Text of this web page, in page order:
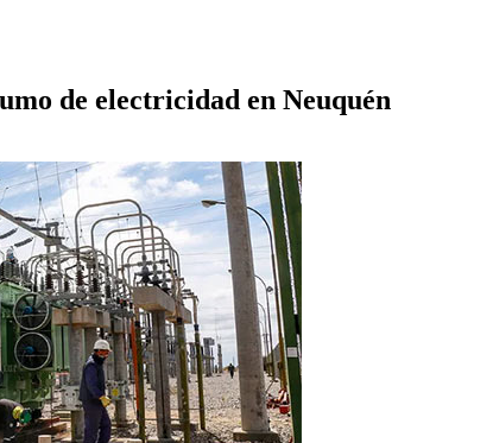
de electricidad en Neuquén